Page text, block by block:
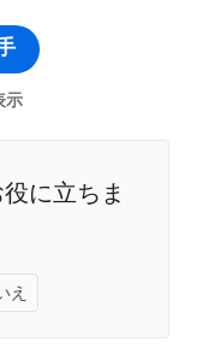
示
に立ちま
え